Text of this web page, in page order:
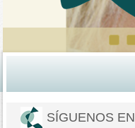
SÍGUENOS EN